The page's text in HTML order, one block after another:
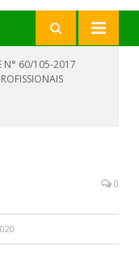
N° 60/105-2017
0